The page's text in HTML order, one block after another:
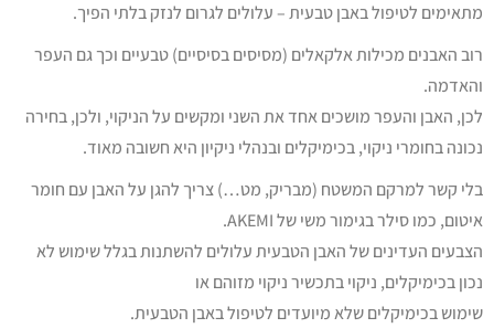
מתאימים לטיפול באבן טבעית – עלולים לגרום לנזק בלתי הפיך.
רוב האבנים מכילות אלקאלים (מסיסים בסיסיים) טבעיים וכך גם העפר
והאדמה.
לכן, האבן והעפר מושכים אחד את השני ומקשים על הניקוי, ולכן, בחירה
נכונה בחומרי ניקוי, בכימיקלים ובנהלי ניקיון היא חשובה מאוד.
בלי קשר למרקם המשטח (מבריק, מט…) צריך להגן על האבן עם חומר
איטום, כמו סילר בגימור משי של AKEMI.
הצבעים העדינים של האבן הטבעית עלולים להשתנות בגלל שימוש לא
נכון בכימיקלים, ניקוי בתכשיר ניקוי מזוהם או
שימוש בכימיקלים שלא מיועדים לטיפול באבן הטבעית.